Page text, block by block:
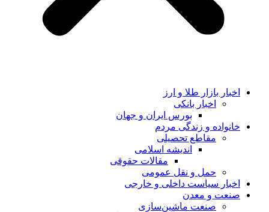
اخبار بازار طلا و ارز
اخبار بانکی
بورس ایران و جهان
خانواده و زندگی مردم
مقاطع تحصیلی
اندیشه اسلامی
مقالات حقوقی
حمل و نقل عمومی
اخبار سیاست داخلی و خارجی
صنعت و معدن
صنعت ماشین‌سازی